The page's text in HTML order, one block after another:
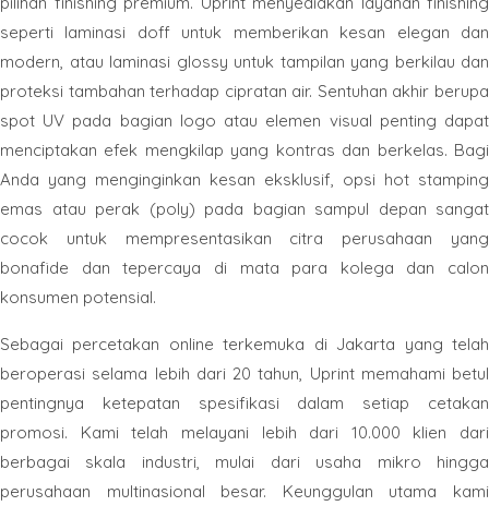
seperti laminasi doff untuk memberikan kesan elegan dan
modern, atau laminasi glossy untuk tampilan yang berkilau dan
proteksi tambahan terhadap cipratan air. Sentuhan akhir berupa
spot UV pada bagian logo atau elemen visual penting dapat
menciptakan efek mengkilap yang kontras dan berkelas. Bagi
Anda yang menginginkan kesan eksklusif, opsi hot stamping
emas atau perak (poly) pada bagian sampul depan sangat
cocok untuk mempresentasikan citra perusahaan yang
bonafide dan tepercaya di mata para kolega dan calon
konsumen potensial.
Sebagai percetakan online terkemuka di Jakarta yang telah
beroperasi selama lebih dari 20 tahun, Uprint memahami betul
pentingnya ketepatan spesifikasi dalam setiap cetakan
promosi. Kami telah melayani lebih dari 10.000 klien dari
berbagai skala industri, mulai dari usaha mikro hingga
perusahaan multinasional besar. Keunggulan utama kami